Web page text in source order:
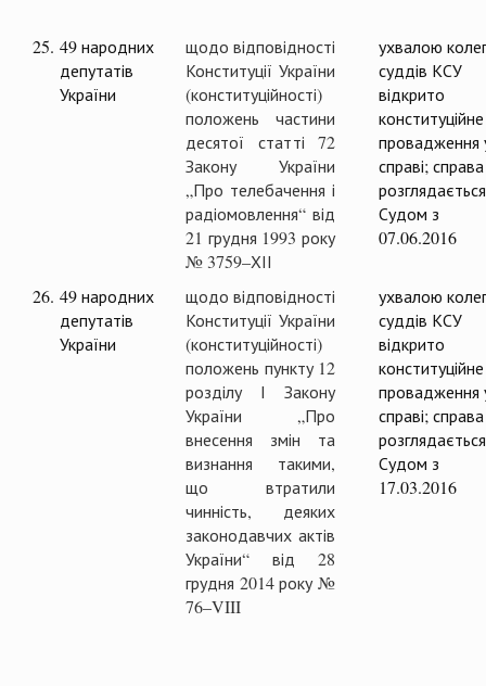
25. 49 народних
депутатів
України
щодо відповідності
Конституції України
(конституційності)
положень частини
десятої статті 72
Закону України
„Про телебачення і
радіомовлення“ від
21 грудня 1993 року
№ 3759–ХІІ
ухвалою
суддів КСУ
відкрито
конституційне
провадження
справі; справа
розглядається
Судом з
07.06.2016
26. 49 народних
депутатів
України
щодо відповідності
Конституції України
(конституційності)
положень пункту 12
розділу І Закону
України „Про
внесення змін та
визнання такими,
що втратили
чинність, деяких
законодавчих актів
України“ від 28
грудня 2014 року №
76–VIII
ухвалою
суддів КСУ
відкрито
конституційне
провадження
справі; справа
розглядається
Судом з
17.03.2016